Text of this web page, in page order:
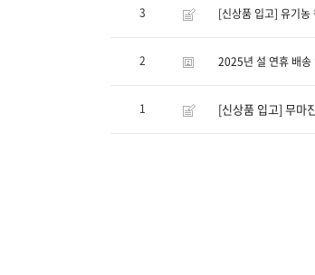
3 [신상품 입고] 유기
2 2025년 설 연휴 배송
1 [신상품 입고] 무마